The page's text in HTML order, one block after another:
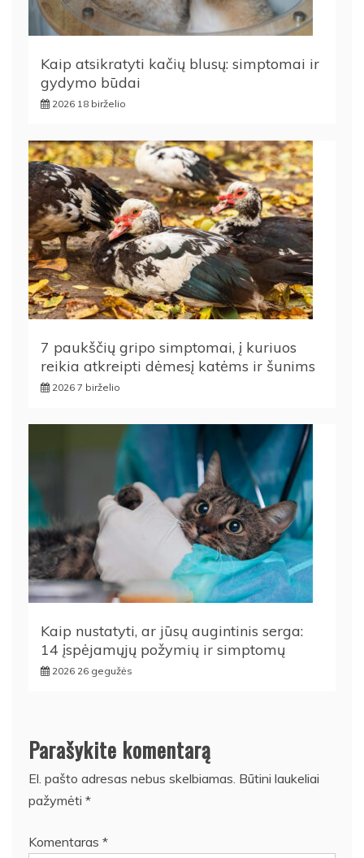
Kaip atsikratyti kačių blusų: simptomai ir
gydymo būdai
2026 18 birželio
7 paukščių gripo simptomai, į kuriuos
reikia atkreipti dėmesį katėms ir šunims
2026 7 birželio
Kaip nustatyti, ar jūsų augintinis serga:
14 įspėjamųjų požymių ir simptomų
2026 26 gegužės
Parašykite komentarą
El. pašto adresas nebus skelbiamas. Būtini laukeliai
pažymėti *
Komentaras *